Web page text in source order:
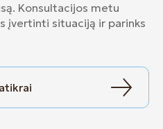
Konsultacijos metu
įvertinti situaciją ir parinks